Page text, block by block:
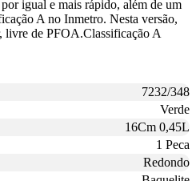
igual e mais rápido, além de um
A no Inmetro. Nesta versão,
livre de PFOA.Classificação A
7232/348
Verde
16Cm 0,45L
1 Peca
Redondo